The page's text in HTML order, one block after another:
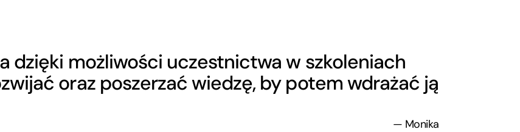
dzięki możliwości uczestnictwa w szkoleniach
oraz poszerzać wiedzę, by potem wdrażać ją
— Monika